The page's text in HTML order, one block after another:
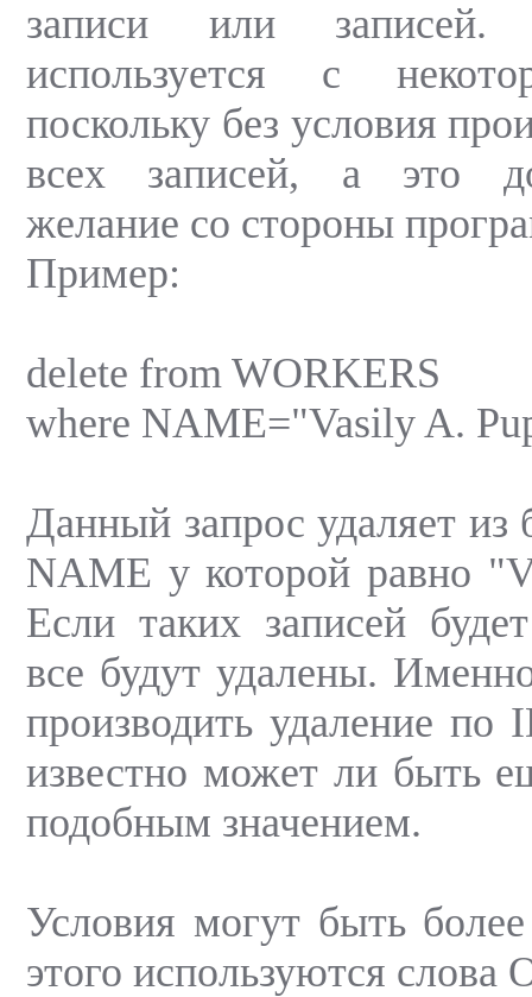
записи или записей.
используется с
поскольку без условия
всех записей, а это
желание со стороны
Пример:
delete from WORKERS
where NAME="Vasily A.
Данный запрос удаляет из
NAME у которой равно
Если таких записей
все будут удалены.
производить удаление по
известно может ли быть
подобным значением.
Условия могут быть
этого используются слова